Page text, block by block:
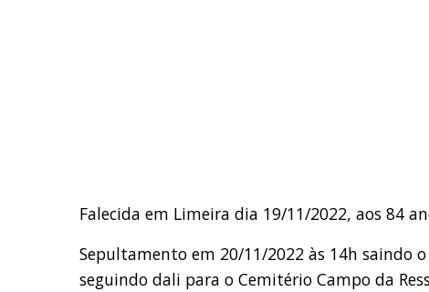
Falecida em Limeira dia 19/11/2022, aos 84
Sepultamento em 20/11/2022 às 14h saindo
seguindo dali para o Cemitério Campo da